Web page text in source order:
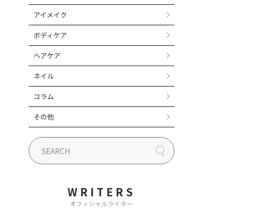
アイメイク
ボディケア
ヘアケア
ネイル
コラム
その他
WRITERS
オフィシャルライター